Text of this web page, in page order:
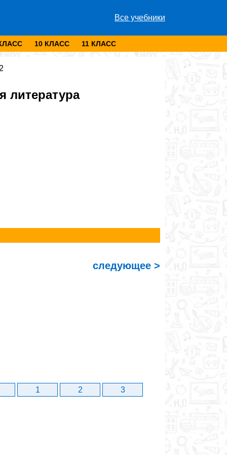
Все учебники
10 КЛАСС 11 КЛАСС
литература
следующее >
1 2 3